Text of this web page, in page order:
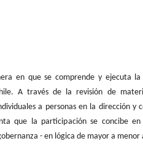
en que se comprende y ejecuta la
A través de la revisión de
a personas en la dirección y
que la participación se concibe
- en lógica de mayor a menor